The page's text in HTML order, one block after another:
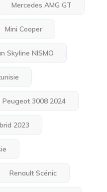
Mercedes AMG GT
Mini Cooper
Skyline NISMO
Peugeot 3008 2024
2023
Renault Scénic